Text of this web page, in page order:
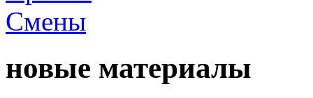
новые материалы